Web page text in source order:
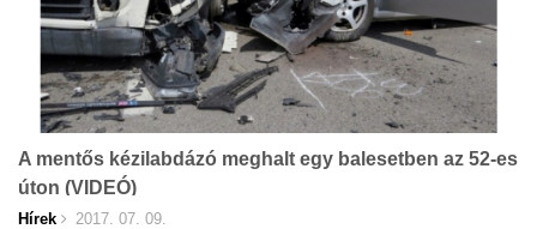
A mentős kézilabdázó meghalt egy balesetben az 52-es
úton (VIDEÓ)
Hírek 2017. 07. 09.